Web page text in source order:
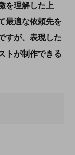
を理解した上
最適な依頼先を
すが、表現した
トが制作できる